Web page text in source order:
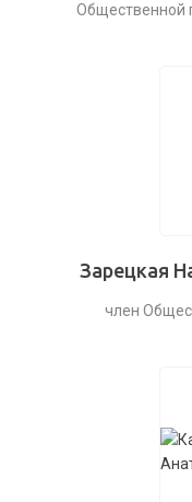
Общественной
Зарецкая
член